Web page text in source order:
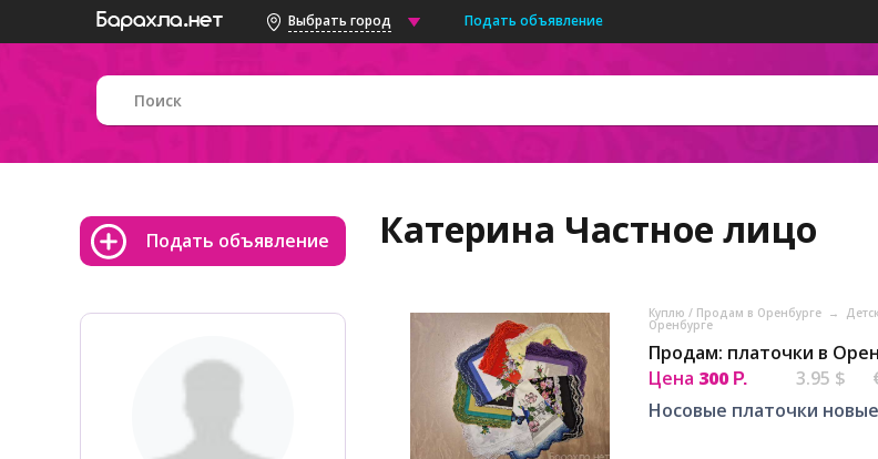
Выбрать город Подать объявление
Подать объявление Катерина Частное лицо
Куплю / Продам в Оренбурге →
Оренбурге
Продам: платочки в
Цена 300 Р. 3.95 $
Носовые платочки